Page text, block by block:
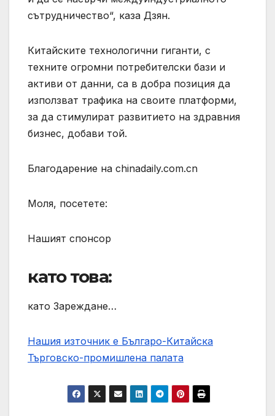
сътрудничество“, каза Дзян.
Китайските технологични гиганти, с
техните огромни потребителски бази и
активи от данни, са в добра позиция да
използват трафика на своите платформи,
за да стимулират развитието на здравния
бизнес, добави той.
Благодарение на chinadaily.com.cn
Моля, посетете:
Нашият спонсор
като това:
като Зареждане…
Нашия източник е Българо-Китайска
Търговско-промишлена палaта